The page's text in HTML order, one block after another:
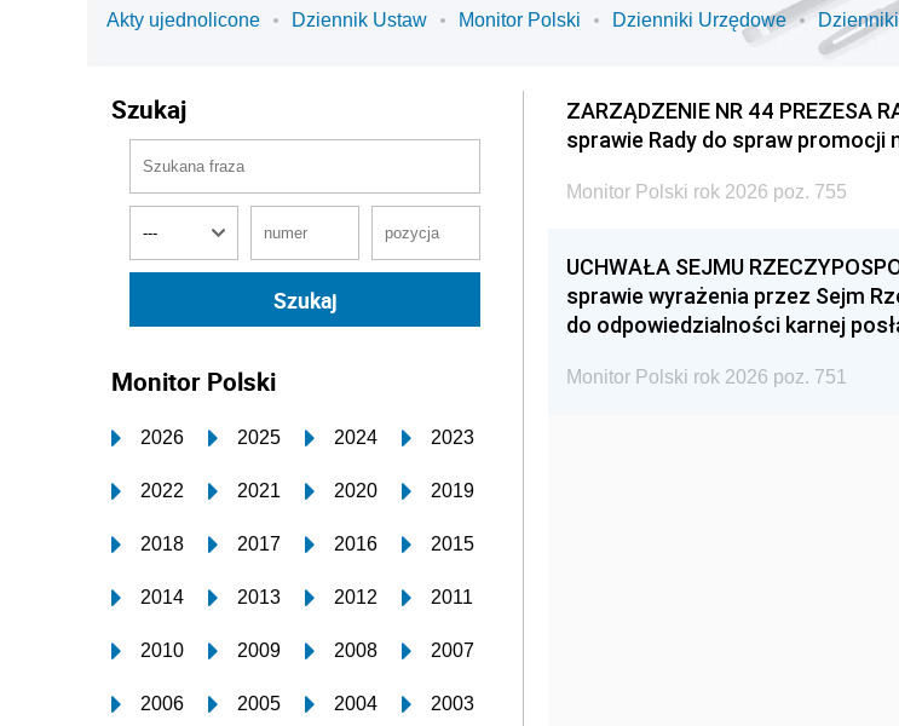
Akty ujednolicone Dziennik Ustaw Monitor Polski Dzienniki Urzędowe
Szukaj
Monitor Polski
2026 2025 2024 2023
2022 2021 2020 2019
2018 2017 2016 2015
2014 2013 2012 2011
2010 2009 2008 2007
2006 2005 2004 2003
ZARZĄDZENIE NR 44 PREZESA
sprawie Rady do spraw promocji
Monitor Polski rok 2026 poz. 755
UCHWAŁA SEJMU
sprawie wyrażenia przez Sejm
do odpowiedzialności karnej
Monitor Polski rok 2026 poz. 751